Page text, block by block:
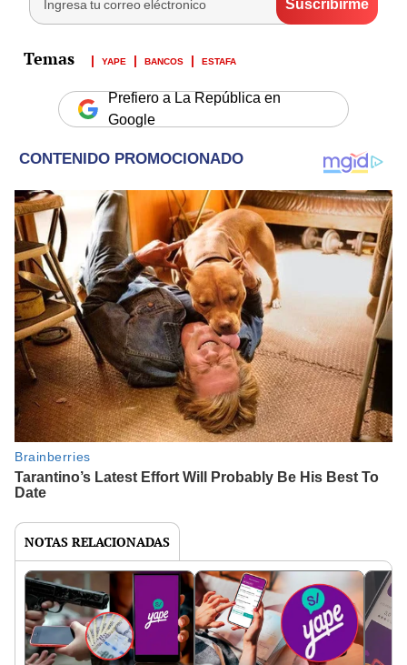
YAPE BANCOS ESTAFA
Prefiero a La República en
Google
NOTAS RELACIONADAS